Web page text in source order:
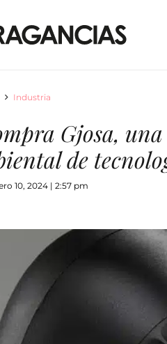
Industria
Gjosa,
de
10, 2024 | 2:57 pm